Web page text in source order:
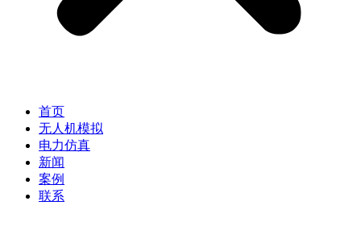
首页
无人机模拟
电力仿真
新闻
案例
联系